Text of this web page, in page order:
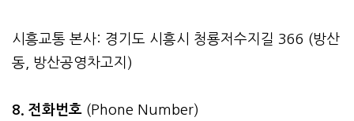
시흥교통 본사: 경기도 시흥시 청룡저수지길 366 (방산
동, 방산공영차고지)
8. 전화번호 (Phone Number)